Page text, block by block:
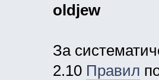
oldjew
За
2.10 Правил